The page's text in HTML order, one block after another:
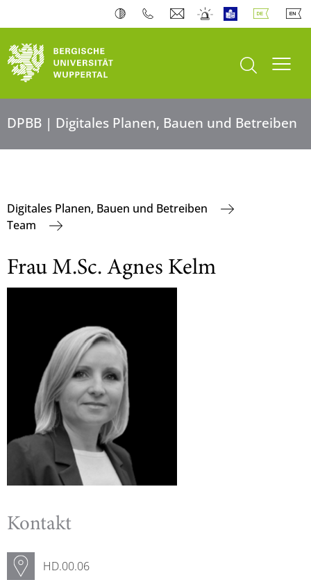
Suche öffnen
DPBB | Digitales Planen, Bauen und Betreiben
Digitales Planen, Bauen und Betreiben
Team
Frau M.Sc. Agnes Kelm
Kontakt
HD.00.06